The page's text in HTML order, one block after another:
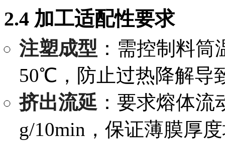
2.4 加工适配性要求
注塑成型 ：需控制料
50℃，防止过热降解导
挤出流延 ：要求熔体
g/10min，保证薄膜厚